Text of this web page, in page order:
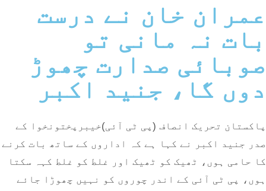
عمران خان نے درست
بات نہ مانی تو
صوبائی صدارت چھوڑ
دوں گا، جنید اکبر
پاکستان تحریک انصاف (پی ٹی آئی)خیبرپختونخوا کے
صدر جنید اکبر نے کہا ہے کہ اداروں کے ساتھ بات کرنے
کا حامی ہوں، ٹھیک کو ٹھیک اور غلط کو غلط کہہ سکتا
ہوں، پی ٹی آئی کے اندر چوروں کو نہیں چھوڑا جائے